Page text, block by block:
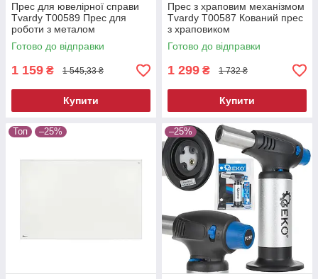
Прес для ювелірної справи
Tvardy T00589 Прес для
роботи з металом
Готово до відправки
1 159 ₴ 1 545,33 ₴
Купити
Прес з храповим механізмом
Tvardy T00587 Кований прес
з храповиком
Готово до відправки
1 299 ₴ 1 732 ₴
Купити
Топ –25% –25%